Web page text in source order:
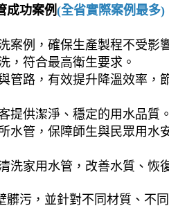
成功案例(全省實際案例最多)
案例，確保生產製程不受影
，符合最高衛生要求。
管路，有效提升降溫效率，
提供潔淨、穩定的用水品質。
水管，保障師生與民眾用水
洗家用水管，改善水質、恢
污，並針對不同材質、不